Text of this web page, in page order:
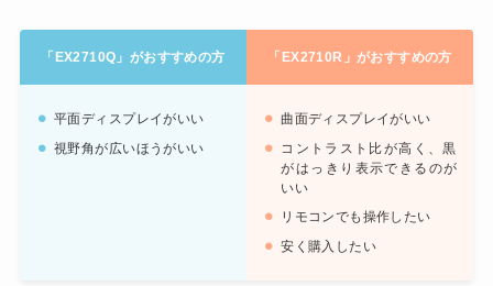
「EX2710Q」がおすすめの方 「EX2710R」がおすすめの方
平面ディスプレイがいい
視野角が広いほうがいい
曲面ディスプレイがいい
コントラスト比が高く、黒
がはっきり表示できるのが
いい
リモコンでも操作したい
安く購入したい